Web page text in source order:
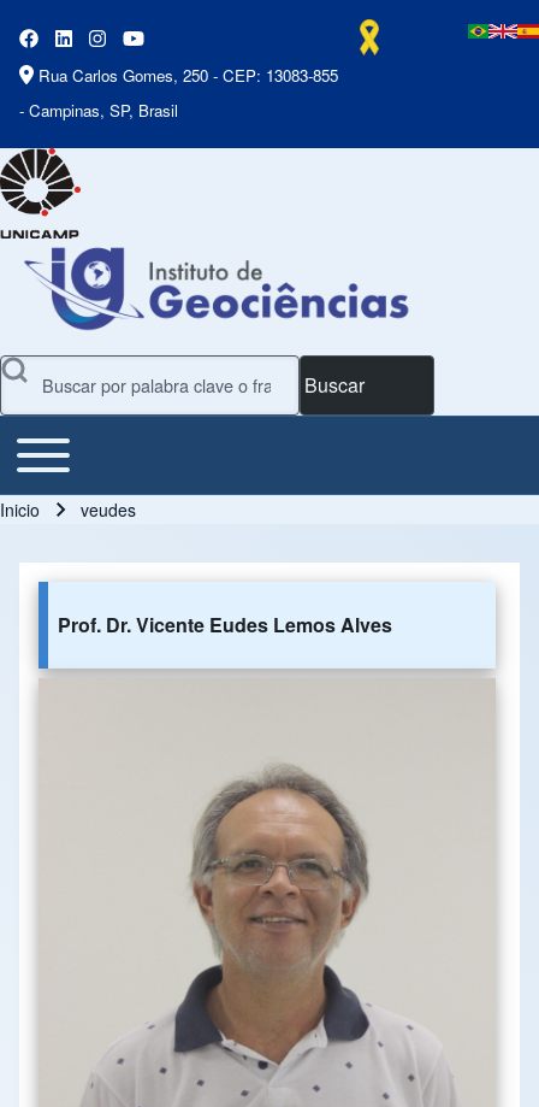
Rua Carlos Gomes, 250 - CEP: 13083-855
- Campinas, SP, Brasil
Buscar
Main Menu
Toggle main menu
Inicio veudes
Prof. Dr. Vicente Eudes Lemos Alves